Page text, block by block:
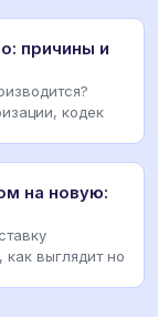
причины и
кодек
на новую:
выглядит но